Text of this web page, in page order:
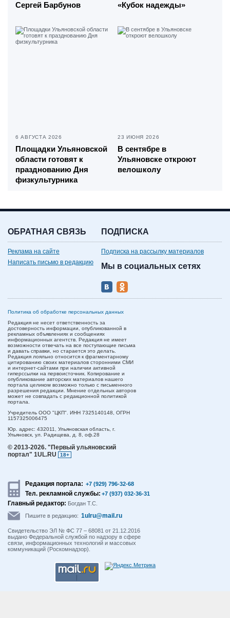
Сергей Барбунов
«Кубок надежды»
6 АВГУСТА 2026
Площадки Ульяновской
области готовят к
празднованию Дня
физкультурника
23 ИЮНЯ 2026
В сентябре в
Ульяновске откроют
велошколу
ОБРАТНАЯ СВЯЗЬ
Реклама на сайте
Написать письмо в редакцию
ПОДПИСКА
Подписка на рассылку материалов
Мы в социальных сетях
Политика об обработке персональных данных
Редакция не несет ответственность за
достоверность информации, опубликованной в
рекламных объявлениях и сообщениях
информационных агентств. Редакция не имеет
возможности отвечать на все поступающие письма
и давать справки, но старается это делать.
Редакция лояльно относится к фрагментарному
цитированию своих материалов сторонними СМИ
и интернет-сайтами при наличии активной
гиперссылки на первоисточник. Копирование и
опубликование авторских материалов нашего
портала целиком возможно только с письменного
разрешения редакции. Мнение отдельных авторов
может не совпадать с редакционной политикой
портала.
Учредитель ООО "ЦКП". ИНН 7325140148, ОГРН
1157325006475
Юр. адрес: 432011, Ульяновская область, г.
Ульяновск, ул. Радищева, д. 8, оф.28
© 2013-2026. "Первый ульяновский
портал" 1UL.RU
18+
Редакция портала: +7 (929) 796-32-68
Тел. рекламной службы: +7 (937) 032-36-31
Главный редактор: Богдан Т.С.
Пишите в редакцию: 1ulru@mail.ru
Свидетельство ЭЛ № ФС 77 – 68081 от 21.12.2016
выдано Федеральной службой по надзору в сфере
связи, информационных технологий и массовых
коммуникаций (Роскомнадзор).